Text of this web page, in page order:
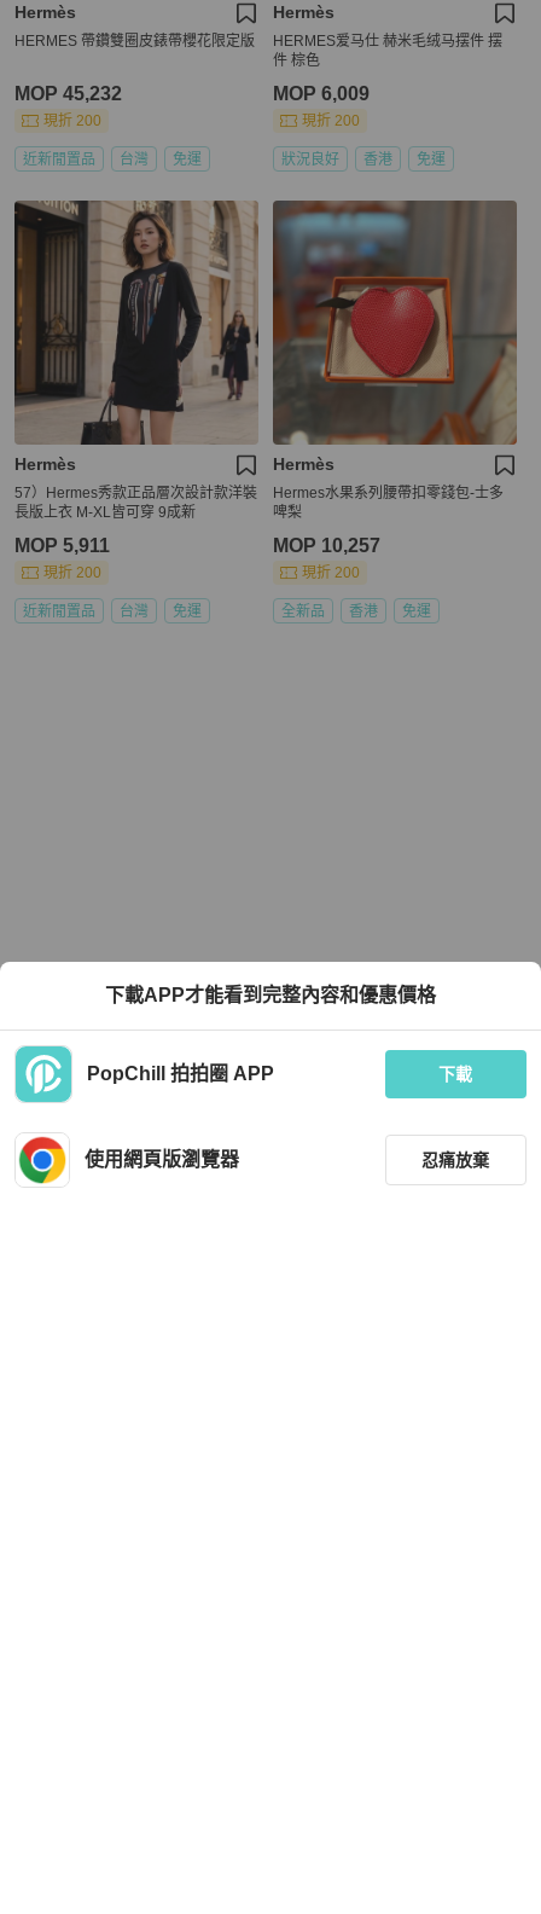
Hermès
HERMES 帶鑽雙圈皮錶帶櫻花限定版
MOP 45,232
現折 200
近新閒置品 台灣 免運
Hermès
HERMES爱马仕 赫米毛绒马摆件 摆
件 棕色
MOP 6,009
現折 200
狀況良好 香港 免運
Hermès
57）Hermes秀款正品層次設計款洋裝
長版上衣 M-XL皆可穿 9成新
MOP 5,911
現折 200
近新閒置品 台灣 免運
Hermès
Hermes水果系列腰帶扣零錢包-士多
啤梨
MOP 10,257
現折 200
全新品 香港 免運
下載APP才能看到完整內容和優惠價格
PopChill 拍拍圈 APP 下載
使用網頁版瀏覽器 忍痛放棄